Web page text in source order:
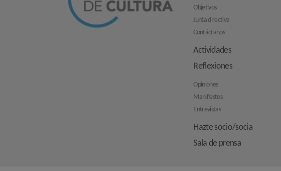
Objetivos
Junta directiva
Contáctanos
Actividades
Reflexiones
Opiniones
Manifiestos
Entrevistas
Hazte socio/socia
Sala de prensa